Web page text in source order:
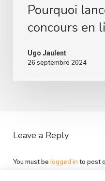
Pourquoi
concours en
Ugo Jaulent
26 septembre 2024
Leave a Reply
You must be logged in to post